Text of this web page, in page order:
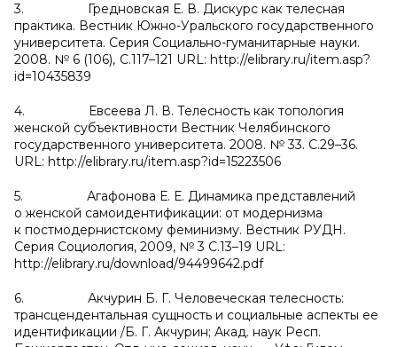
3. Гредновская Е. В. Дискурс как телесная
практика. Вестник Южно-Уральского государственного
университета. Серия Социально-гуманитарные науки.
2008. № 6 (106), С.117–121 URL: http://elibrary.ru/item.asp?
id=10435839
4. Евсеева Л. В. Телесность как топология
женской субъективности Вестник Челябинского
государственного университета. 2008. № 33. С.29–36.
URL: http://elibrary.ru/item.asp?id=15223506
5. Агафонова Е. Е. Динамика представлений
о женской самоидентификации: от модернизма
к постмодернистскому феминизму. Вестник РУДН.
Серия Социология, 2009, № 3 С.13–19 URL:
http://elibrary.ru/download/94499642.pdf
6. Акчурин Б. Г. Человеческая телесность:
трансцендентальная сущность и социальные аспекты ее
идентификации /Б. Г. Акчурин; Акад. наук Респ.